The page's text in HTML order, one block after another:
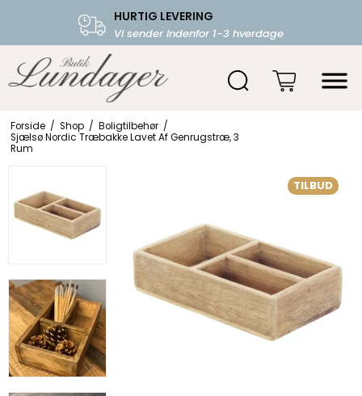
HURTIG LEVERING
Vi sender indenfor 1-3 hverdage
FRI FRAGT OVER 599.-
Starter fra 39,-
Forside / Shop / Boligtilbehør /
Sjælsø Nordic Træbakke Lavet Af Genrugstræ, 3
Rum
TILBUD